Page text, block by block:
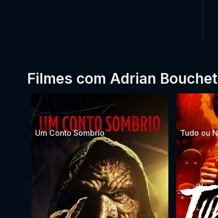
Filmes com Adrian Bouchet
Um Conto Sombrio Tudo ou